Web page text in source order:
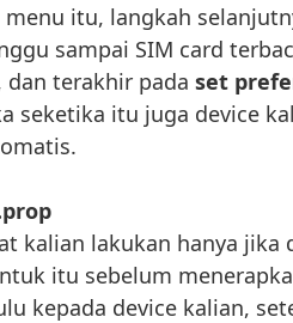
itu, langkah
sampai SIM card
dan terakhir pada set
seketika itu juga device
kalian lakukan hanya jika
itu sebelum
kepada device kalian,